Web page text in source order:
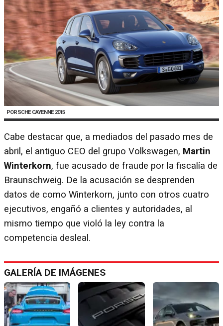
PORSCHE CAYENNE 2015
Cabe destacar que, a mediados del pasado mes de
abril, el antiguo CEO del grupo Volkswagen, Martin
Winterkorn, fue acusado de fraude por la fiscalía de
Braunschweig. De la acusación se desprenden
datos de como Winterkorn, junto con otros cuatro
ejecutivos, engañó a clientes y autoridades, al
mismo tiempo que violó la ley contra la
competencia desleal.
GALERÍA DE IMÁGENES